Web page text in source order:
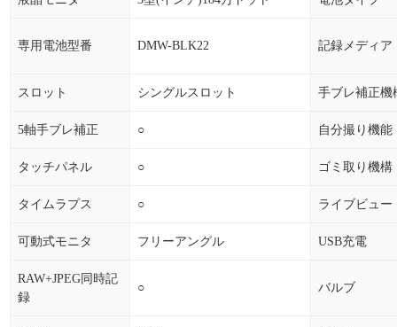
専用電池型番 DMW-BLK22 記録メディア
スロット シングルスロット 手ブレ補正機
5軸手ブレ補正 ○ 自分撮り機能
タッチパネル ○ ゴミ取り機構
タイムラプス ○ ライブビュー
可動式モニタ フリーアングル USB充電
RAW+JPEG同時記
録
○ バルブ